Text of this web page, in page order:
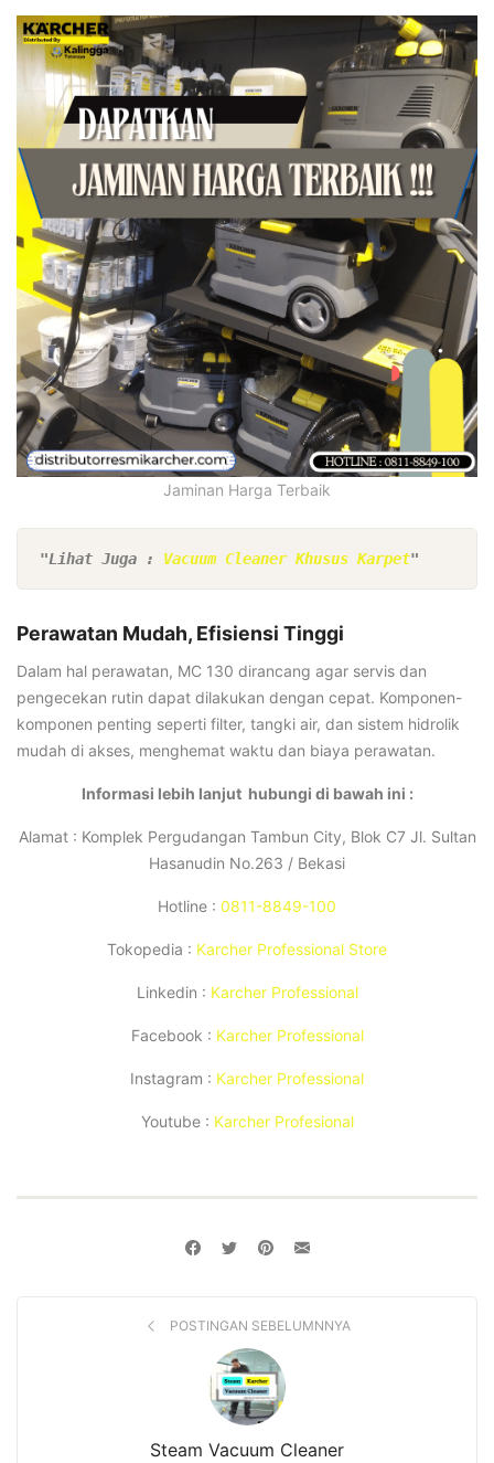
Jaminan Harga Terbaik
"Lihat Juga : Vacuum Cleaner Khusus Karpet"
Perawatan Mudah, Efisiensi Tinggi
Dalam hal perawatan, MC 130 dirancang agar servis dan
pengecekan rutin dapat dilakukan dengan cepat. Komponen-
komponen penting seperti filter, tangki air, dan sistem hidrolik
mudah di akses, menghemat waktu dan biaya perawatan.
Informasi lebih lanjut hubungi di bawah ini :
Alamat : Komplek Pergudangan Tambun City, Blok C7 Jl. Sultan
Hasanudin No.263 / Bekasi
Hotline : 0811-8849-100
Tokopedia : Karcher Professional Store
Linkedin : Karcher Professional
Facebook : Karcher Professional
Instagram : Karcher Professional
Youtube : Karcher Profesional
POSTINGAN SEBELUMNNYA
Steam Vacuum Cleaner